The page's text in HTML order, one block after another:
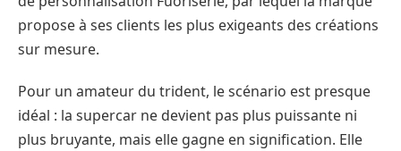
propose à ses clients les plus exigeants des créations
sur mesure.
Pour un amateur du trident, le scénario est presque
idéal : la supercar ne devient pas plus puissante ni
plus bruyante, mais elle gagne en signification. Elle